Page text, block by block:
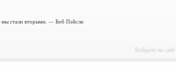
стали вторыми. — Боб Пэйсли
Войдите на сайт